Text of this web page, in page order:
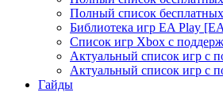
Полный список
Библиотека игр EA Play
Список игр Xbox c
Актуальный список игр с
Актуальный список игр с
Гайды